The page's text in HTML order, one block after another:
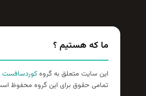
ما که هستیم ؟
این سایت متعلق به گروهکوردسافست
تمامی حقوق برای این گروه محفوظ